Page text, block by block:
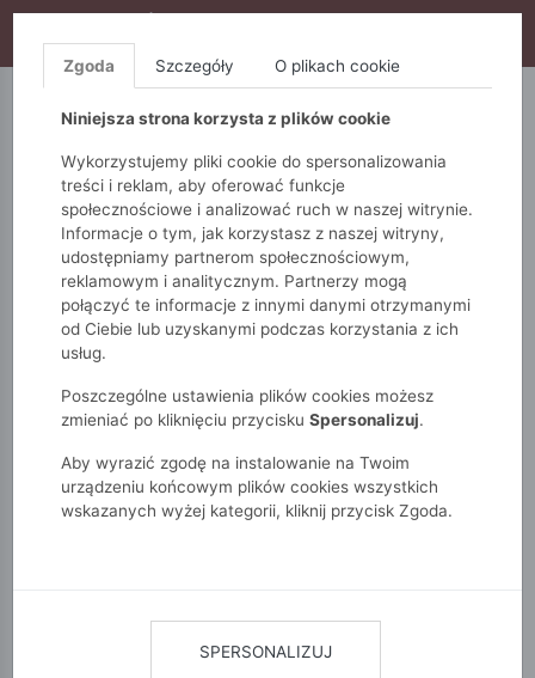
S10), DODATKOWE 15% ZA 3SZT (KOD: S15)
5.10.15. QUIOSQUE
Monnari Zobacz wszystko
Swetry
Z krótkim rękawem
Zgoda Szczegóły O plikach cookie
Niniejsza strona korzysta z plików cookie
Wykorzystujemy pliki cookie do spersonalizowania
treści i reklam, aby oferować funkcje
społecznościowe i analizować ruch w naszej witrynie.
Informacje o tym, jak korzystasz z naszej witryny,
udostępniamy partnerom społecznościowym,
reklamowym i analitycznym. Partnerzy mogą
połączyć te informacje z innymi danymi otrzymanymi
od Ciebie lub uzyskanymi podczas korzystania z ich
usług.
Poszczególne ustawienia plików cookies możesz
zmieniać po kliknięciu przycisku Spersonalizuj.
Aby wyrazić zgodę na instalowanie na Twoim
urządzeniu końcowym plików cookies wszystkich
wskazanych wyżej kategorii, kliknij przycisk Zgoda.
SPERSONALIZUJ